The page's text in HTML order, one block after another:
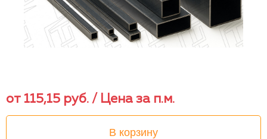
от 115,15 руб. / Цена за п.м.
В корзину